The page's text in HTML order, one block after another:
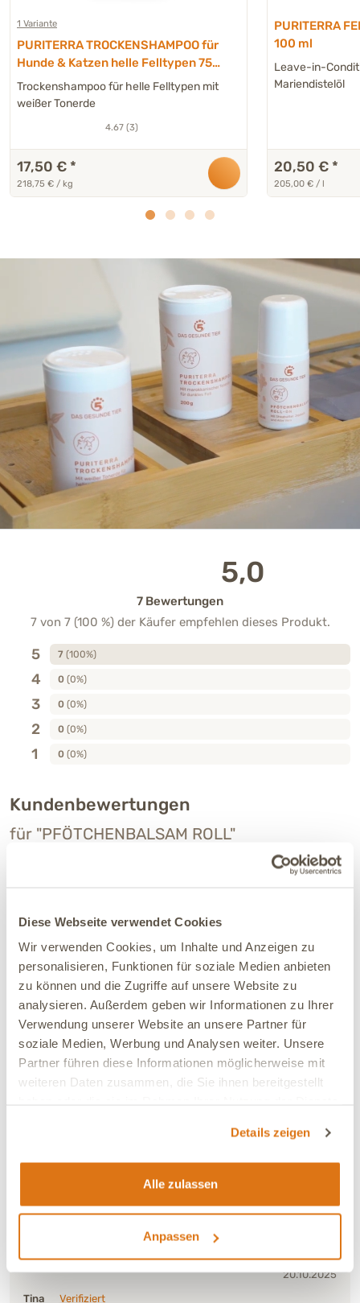
Diese Webseite verwendet Cookies
Wir verwenden Cookies, um Inhalte und Anzeigen zu
personalisieren, Funktionen für soziale Medien anbieten
zu können und die Zugriffe auf unsere Website zu
analysieren. Außerdem geben wir Informationen zu Ihrer
Verwendung unserer Website an unsere Partner für
soziale Medien, Werbung und Analysen weiter. Unsere
Partner führen diese Informationen möglicherweise mit
weiteren Daten zusammen, die Sie ihnen bereitgestellt
Details zeigen
Alle zulassen
Anpassen
1 Variante
PURITERRA TROCKENSHAMPOO für
Hunde & Katzen helle Felltypen 75
g
Trockenshampoo für helle Felltypen mit
weißer Tonerde
4.67 (3)
17,50 € *
218,75 € / kg
PURITERRA
100 ml
Leave-in-
Mariendistelöl
20,50 € *
205,00 € / l
5,0
7 Bewertungen
7 von 7 (100 %) der Käufer empfehlen dieses Produkt.
5 7 (100%)
4 0 (0%)
3 0 (0%)
2 0 (0%)
1 0 (0%)
Kundenbewertungen
für "PFÖTCHENBALSAM ROLL"
31.12.2025
Heike
Verifiziert
Riecht gut, macht die Pfoten weich
Verbesserung:
Sehr zufrieden
Ja, ich empfehle dieses Produkt
Ja, ich empfehle dieses Produkt
20.10.2025
Tina
Verifiziert